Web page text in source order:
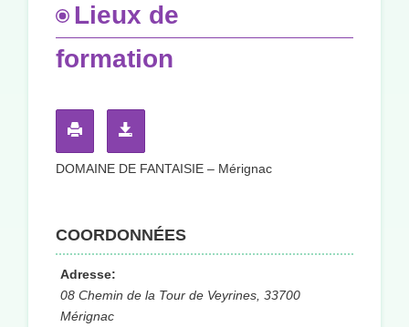
Lieux de
formation
DOMAINE DE FANTAISIE – Mérignac
COORDONNÉES
Adresse:
08 Chemin de la Tour de Veyrines, 33700
Mérignac